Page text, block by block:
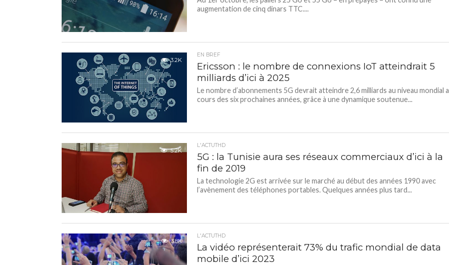
augmentation de cinq dinars TTC....
3.2K
EN BREF
Ericsson : le nombre de connexions IoT atteindrait 5
milliards d’ici à 2025
Le nombre d’abonnements 5G devrait atteindre 2,6 milliards au niveau mondial
cours des six prochaines années, grâce à une dynamique soutenue...
5.2K
L'ACTUTHD
5G : la Tunisie aura ses réseaux commerciaux d’ici à la
fin de 2019
La technologie 2G est arrivée sur le marché au début des années 1990 avec
l’avènement des téléphones portables. Quelques années plus tard...
3.8K
L'ACTUTHD
La vidéo représenterait 73% du trafic mondial de data
mobile d’ici 2023